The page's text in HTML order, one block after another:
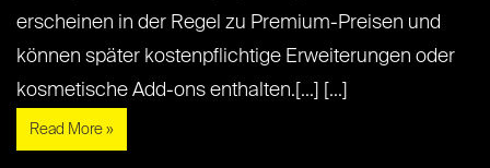
erscheinen in der Regel zu Premium-Preisen und
können später kostenpflichtige Erweiterungen oder
kosmetische Add-ons enthalten.[...] [...]
Read More »